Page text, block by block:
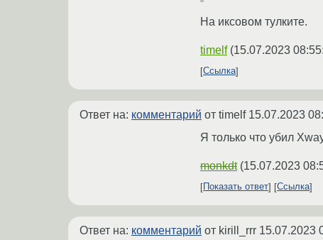
На иксовом тулките.
timelf (15.07.2023
Ссылка
Ответ на: комментарий от timelf 15.07.2023
Я только что убил
monkdt (15.07.2023
Показать ответ
Ссылка
Ответ на: комментарий от kirill_rrr 15.07.2023